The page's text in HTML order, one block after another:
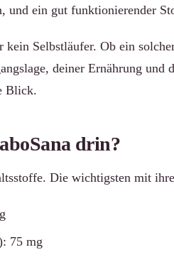
und ein gut funktionierender
Selbstläufer. Ob ein
deiner Ernährung und
Blick.
drin?
Die wichtigsten mit
75 mg